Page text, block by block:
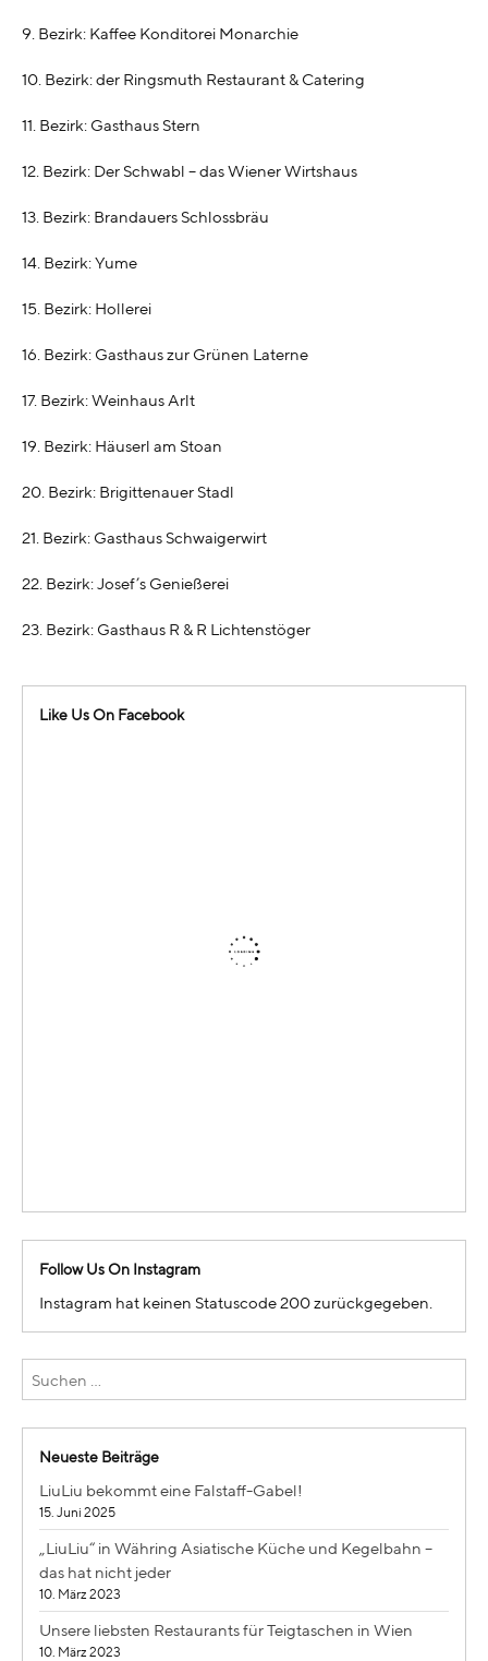
9. Bezirk: Kaffee Konditorei Monarchie
10. Bezirk: der Ringsmuth Restaurant & Catering
11. Bezirk: Gasthaus Stern
12. Bezirk: Der Schwabl – das Wiener Wirtshaus
13. Bezirk: Brandauers Schlossbräu
14. Bezirk: Yume
15. Bezirk: Hollerei
16. Bezirk: Gasthaus zur Grünen Laterne
17. Bezirk: Weinhaus Arlt
19. Bezirk: Häuserl am Stoan
20. Bezirk: Brigittenauer Stadl
21. Bezirk: Gasthaus Schwaigerwirt
22. Bezirk: Josef’s Genießerei
23. Bezirk: Gasthaus R & R Lichtenstöger
Like Us On Facebook
Follow Us On Instagram
Instagram hat keinen Statuscode 200 zurückgegeben.
Neueste Beiträge
LiuLiu bekommt eine Falstaff-Gabel!
15. Juni 2025
„LiuLiu“ in Währing Asiatische Küche und Kegelbahn –
das hat nicht jeder
10. März 2023
Unsere liebsten Restaurants für Teigtaschen in Wien
10. März 2023